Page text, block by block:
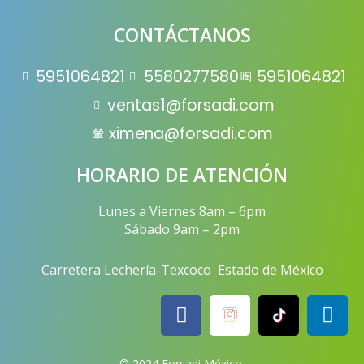
CONTÁCTANOS
5951064821 5580277580
5951064821
ventas1@forsadi.com
ximena@forsadi.com
HORARIO DE ATENCIÓN
Lunes a Viernes 8am – 6pm
Sábado 9am – 2pm
Carretera Lechería-Texcoco Estado de México
F
a
c
L
i
n